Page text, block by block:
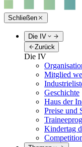
Schließen
Die IV
Zurück
Die IV
Mitglied
Geschichte
Haus der
Preise und
Kindertag